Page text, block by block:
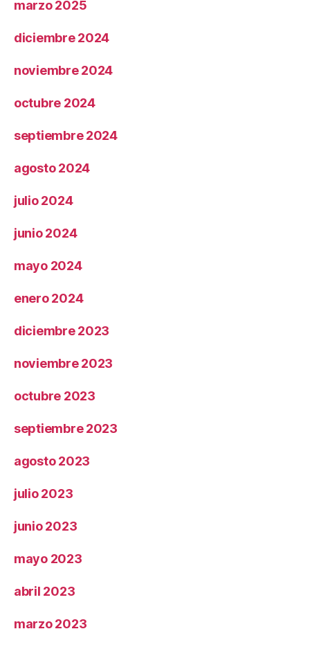
marzo 2025
diciembre 2024
noviembre 2024
octubre 2024
septiembre 2024
agosto 2024
julio 2024
junio 2024
mayo 2024
enero 2024
diciembre 2023
noviembre 2023
octubre 2023
septiembre 2023
agosto 2023
julio 2023
junio 2023
mayo 2023
abril 2023
marzo 2023